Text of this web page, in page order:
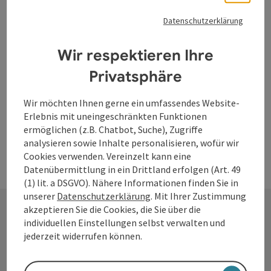
Kontakt
Datenschutzerklärung
Wir respektieren Ihre
Privatsphäre
Wir möchten Ihnen gerne ein umfassendes Website-
Erlebnis mit uneingeschränkten Funktionen
ermöglichen (z.B. Chatbot, Suche), Zugriffe
analysieren sowie Inhalte personalisieren, wofür wir
Cookies verwenden. Vereinzelt kann eine
Datenübermittlung in ein Drittland erfolgen (Art. 49
(1) lit. a DSGVO). Nähere Informationen finden Sie in
unserer Datenschutzerklärung. Mit Ihrer Zustimmung
akzeptieren Sie die Cookies, die Sie über die
individuellen Einstellungen selbst verwalten und
jederzeit widerrufen können.